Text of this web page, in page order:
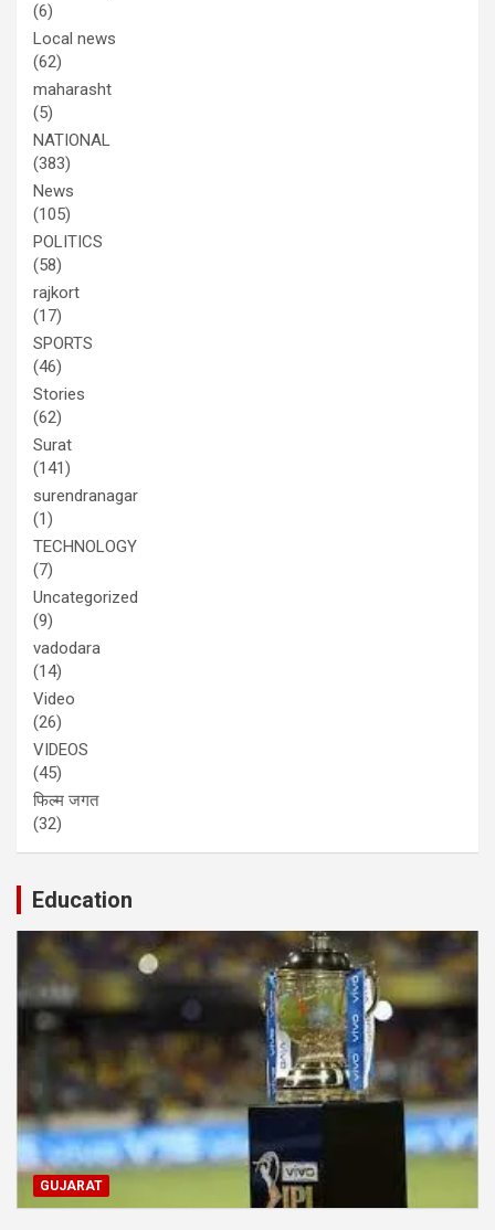
(6)
Local news
(62)
maharasht
(5)
NATIONAL
(383)
News
(105)
POLITICS
(58)
rajkort
(17)
SPORTS
(46)
Stories
(62)
Surat
(141)
surendranagar
(1)
TECHNOLOGY
(7)
Uncategorized
(9)
vadodara
(14)
Video
(26)
VIDEOS
(45)
फिल्म जगत
(32)
Education
GUJARAT